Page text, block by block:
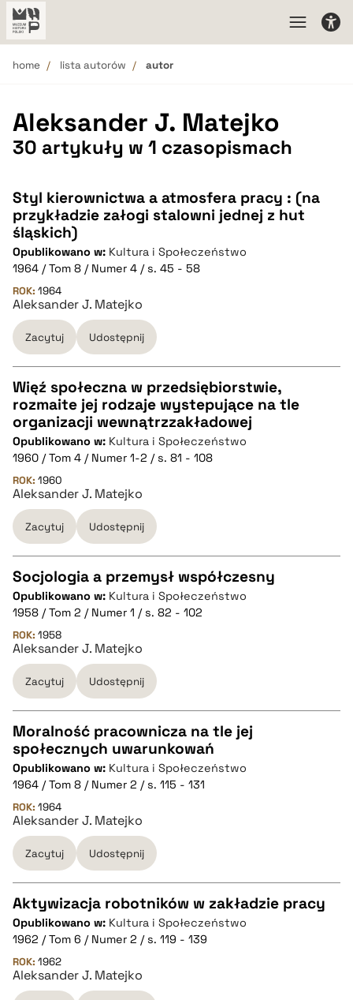
home lista autorów autor
Aleksander J. Matejko
30 artykuły w 1 czasopismach
Styl kierownictwa a atmosfera pracy : (na
przykładzie załogi stalowni jednej z hut
śląskich)
Opublikowano w: Kultura i Społeczeństwo
1964 / Tom 8 / Numer 4 / s. 45 - 58
ROK: 1964
Aleksander J. Matejko
Zacytuj Udostępnij
CZYSTY TEKST
pobierz cytat
BIBTEX
pobierz cytat
Więź społeczna w przedsiębiorstwie,
rozmaite jej rodzaje wystepujące na tle
organizacji wewnątrzzakładowej
Opublikowano w: Kultura i Społeczeństwo
1960 / Tom 4 / Numer 1-2 / s. 81 - 108
ROK: 1960
Aleksander J. Matejko
Zacytuj Udostępnij
CZYSTY TEKST
pobierz cytat
BIBTEX
pobierz cytat
Socjologia a przemysł współczesny
Opublikowano w: Kultura i Społeczeństwo
1958 / Tom 2 / Numer 1 / s. 82 - 102
ROK: 1958
Aleksander J. Matejko
Zacytuj Udostępnij
CZYSTY TEKST
pobierz cytat
BIBTEX
pobierz cytat
Moralność pracownicza na tle jej
społecznych uwarunkowań
Opublikowano w: Kultura i Społeczeństwo
1964 / Tom 8 / Numer 2 / s. 115 - 131
ROK: 1964
Aleksander J. Matejko
Zacytuj Udostępnij
CZYSTY TEKST
pobierz cytat
Aktywizacja robotników w zakładzie pracy
Opublikowano w: Kultura i Społeczeństwo
1962 / Tom 6 / Numer 2 / s. 119 - 139
ROK: 1962
Aleksander J. Matejko